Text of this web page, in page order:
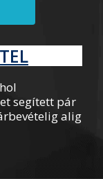
segített pár
alig